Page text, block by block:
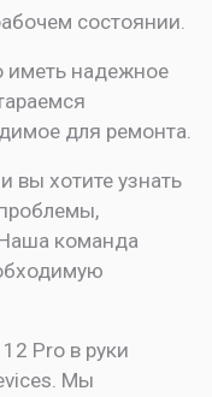
состоянии.
иметь надежное
для ремонта.
вы хотите узнать
команда
Pro в руки
Мы